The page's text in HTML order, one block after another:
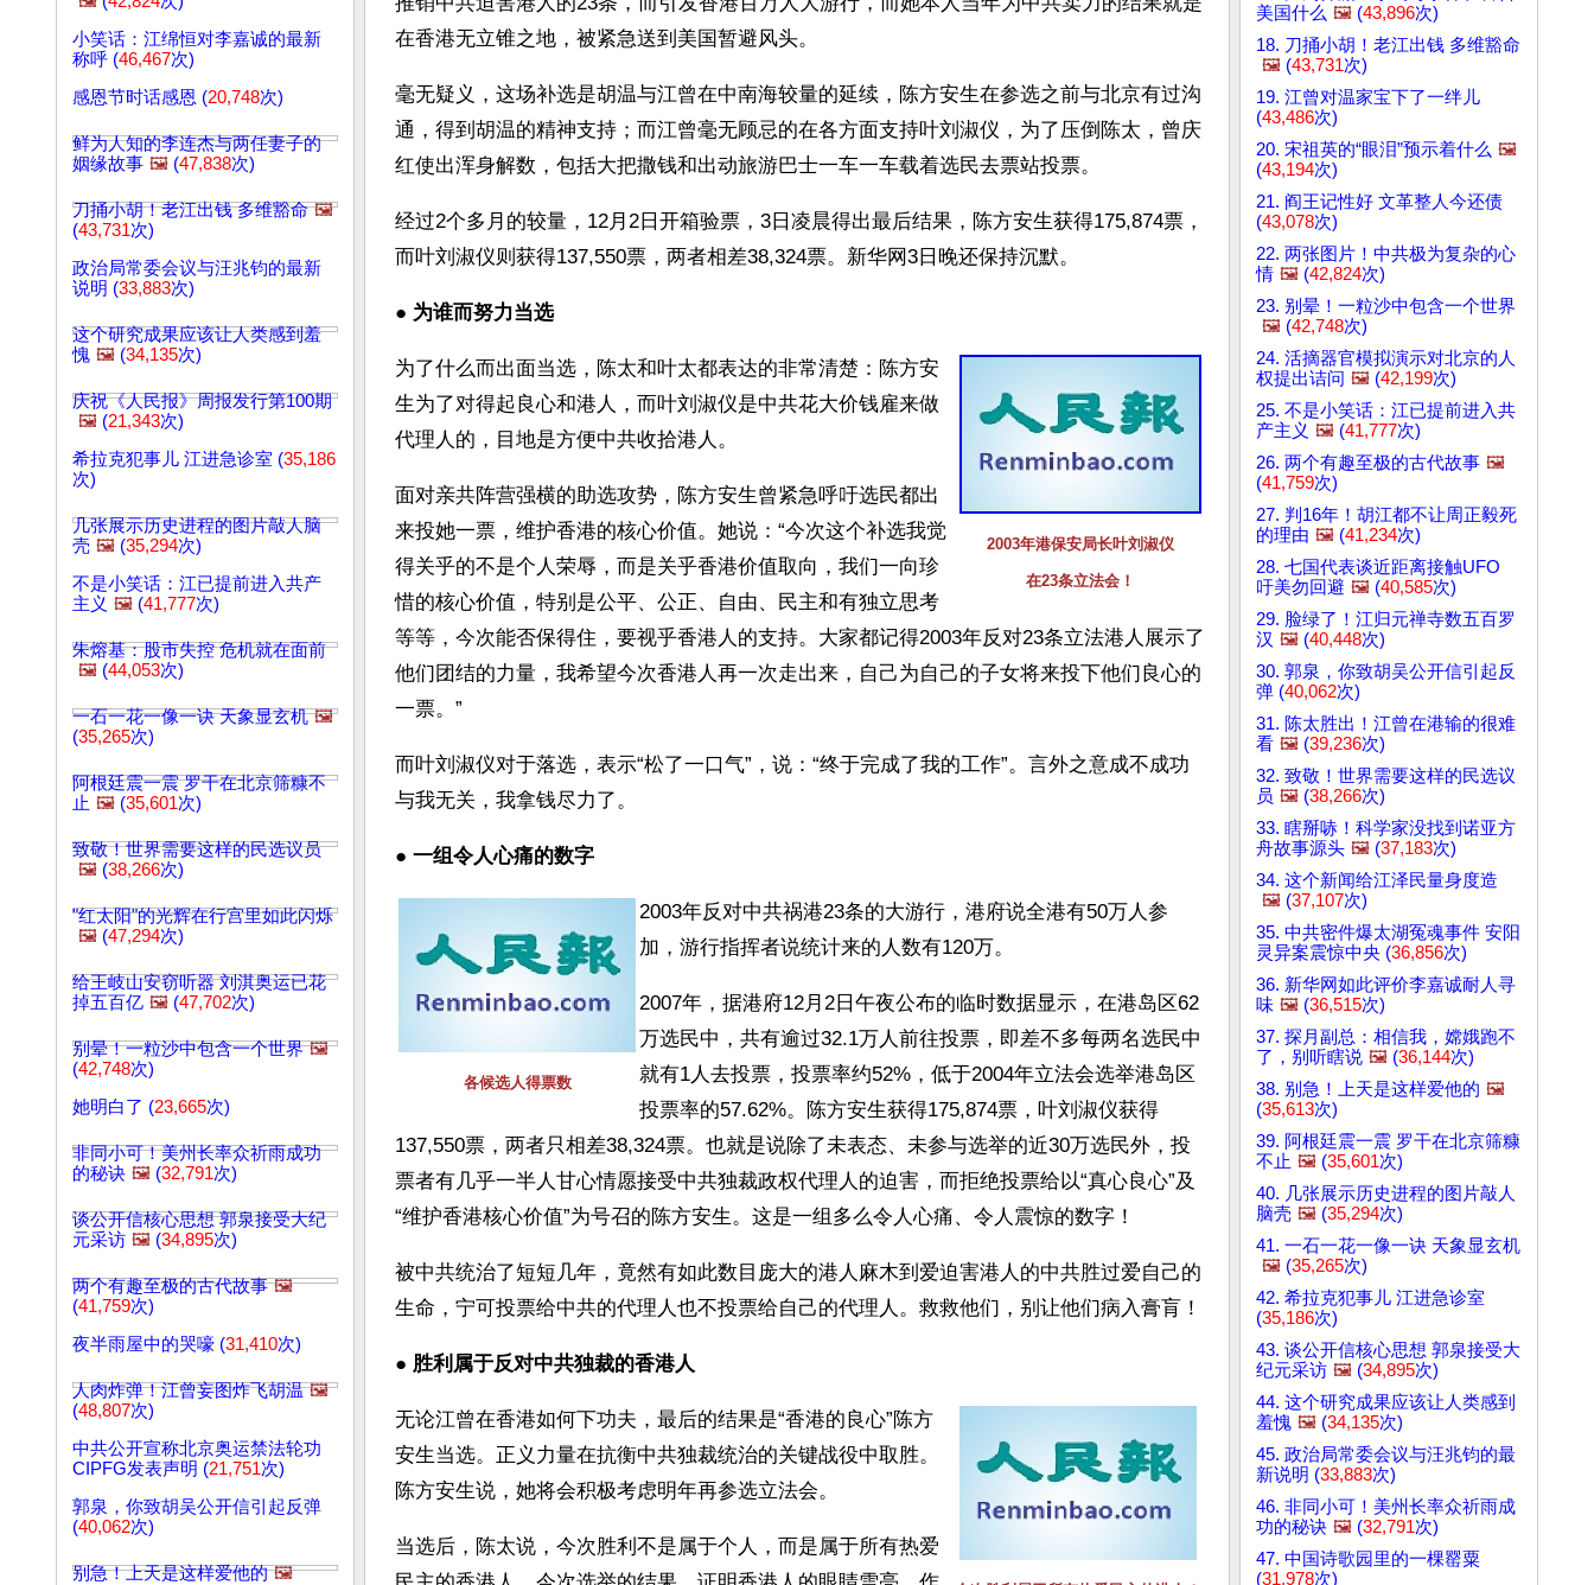
小笑话：江绵恒对李嘉诚的最新
称呼 (46,467次)
感恩节时话感恩 (20,748次)
鲜为人知的李连杰与两任妻子的
姻缘故事 🖼️ (47,838次)
刀捅小胡！老江出钱 多维豁命 🖼️
(43,731次)
政治局常委会议与汪兆钧的最新
说明 (33,883次)
这个研究成果应该让人类感到羞
愧 🖼️ (34,135次)
庆祝《人民报》周报发行第100期
🖼️ (21,343次)
希拉克犯事儿 江进急诊室 (35,186
次)
几张展示历史进程的图片敲人脑
壳 🖼️ (35,294次)
不是小笑话：江已提前进入共产
主义 🖼️ (41,777次)
朱熔基：股市失控 危机就在面前
🖼️ (44,053次)
一石一花一像一诀 天象显玄机 🖼️
(35,265次)
阿根廷震一震 罗干在北京筛糠不
止 🖼️ (35,601次)
致敬！世界需要这样的民选议员
🖼️ (38,266次)
"红太阳"的光辉在行宫里如此闪烁
🖼️ (47,294次)
给王岐山安窃听器 刘淇奥运已花
掉五百亿 🖼️ (47,702次)
别晕！一粒沙中包含一个世界 🖼️
(42,748次)
她明白了 (23,665次)
非同小可！美州长率众祈雨成功
的秘诀 🖼️ (32,791次)
谈公开信核心思想 郭泉接受大纪
元采访 🖼️ (34,895次)
两个有趣至极的古代故事 🖼️
(41,759次)
夜半雨屋中的哭嚎 (31,410次)
人肉炸弹！江曾妄图炸飞胡温 🖼️
(48,807次)
中共公开宣称北京奥运禁法轮功
CIPFG发表声明 (21,751次)
郭泉，你致胡吴公开信引起反弹
(40,062次)
别急！上天是这样爱他的 🖼️
在香港无立锥之地，被紧急送到美国暂避风头。
毫无疑义，这场补选是胡温与江曾在中南海较量的延续，陈方安生在参选之前与北京有过沟
通，得到胡温的精神支持；而江曾毫无顾忌的在各方面支持叶刘淑仪，为了压倒陈太，曾庆
红使出浑身解数，包括大把撒钱和出动旅游巴士一车一车载着选民去票站投票。
经过2个多月的较量，12月2日开箱验票，3日凌晨得出最后结果，陈方安生获得175,874票，
而叶刘淑仪则获得137,550票，两者相差38,324票。新华网3日晚还保持沉默。
● 为谁而努力当选
2003年港保安局长叶刘淑仪
在23条立法会！
为了什么而出面当选，陈太和叶太都表达的非常清楚：陈方安
生为了对得起良心和港人，而叶刘淑仪是中共花大价钱雇来做
代理人的，目地是方便中共收拾港人。
面对亲共阵营强横的助选攻势，陈方安生曾紧急呼吁选民都出
来投她一票，维护香港的核心价值。她说：“今次这个补选我觉
得关乎的不是个人荣辱，而是关乎香港价值取向，我们一向珍
惜的核心价值，特别是公平、公正、自由、民主和有独立思考
等等，今次能否保得住，要视乎香港人的支持。大家都记得2003年反对23条立法港人展示了
他们团结的力量，我希望今次香港人再一次走出来，自己为自己的子女将来投下他们良心的
一票。”
而叶刘淑仪对于落选，表示“松了一口气”，说：“终于完成了我的工作”。言外之意成不成功
与我无关，我拿钱尽力了。
● 一组令人心痛的数字
各候选人得票数
2003年反对中共祸港23条的大游行，港府说全港有50万人参
加，游行指挥者说统计来的人数有120万。
2007年，据港府12月2日午夜公布的临时数据显示，在港岛区62
万选民中，共有逾过32.1万人前往投票，即差不多每两名选民中
就有1人去投票，投票率约52%，低于2004年立法会选举港岛区
投票率的57.62%。陈方安生获得175,874票，叶刘淑仪获得
137,550票，两者只相差38,324票。也就是说除了未表态、未参与选举的近30万选民外，投
票者有几乎一半人甘心情愿接受中共独裁政权代理人的迫害，而拒绝投票给以“真心良心”及
“维护香港核心价值”为号召的陈方安生。这是一组多么令人心痛、令人震惊的数字！
被中共统治了短短几年，竟然有如此数目庞大的港人麻木到爱迫害港人的中共胜过爱自己的
生命，宁可投票给中共的代理人也不投票给自己的代理人。救救他们，别让他们病入膏肓！
● 胜利属于反对中共独裁的香港人
无论江曾在香港如何下功夫，最后的结果是“香港的良心”陈方
安生当选。正义力量在抗衡中共独裁统治的关键战役中取胜。
陈方安生说，她将会积极考虑明年再参选立法会。
当选后，陈太说，今次胜利不是属于个人，而是属于所有热爱
美国什么 🖼️ (43,896次)
18. 刀捅小胡！老江出钱 多维豁命
🖼️ (43,731次)
19. 江曾对温家宝下了一绊儿
(43,486次)
20. 宋祖英的“眼泪”预示着什么 🖼️
(43,194次)
21. 阎王记性好 文革整人今还债
(43,078次)
22. 两张图片！中共极为复杂的心
情 🖼️ (42,824次)
23. 别晕！一粒沙中包含一个世界
🖼️ (42,748次)
24. 活摘器官模拟演示对北京的人
权提出诘问 🖼️ (42,199次)
25. 不是小笑话：江已提前进入共
产主义 🖼️ (41,777次)
26. 两个有趣至极的古代故事 🖼️
(41,759次)
27. 判16年！胡江都不让周正毅死
的理由 🖼️ (41,234次)
28. 七国代表谈近距离接触UFO
吁美勿回避 🖼️ (40,585次)
29. 脸绿了！江归元禅寺数五百罗
汉 🖼️ (40,448次)
30. 郭泉，你致胡吴公开信引起反
弹 (40,062次)
31. 陈太胜出！江曾在港输的很难
看 🖼️ (39,236次)
32. 致敬！世界需要这样的民选议
员 🖼️ (38,266次)
33. 瞎掰哧！科学家没找到诺亚方
舟故事源头 🖼️ (37,183次)
34. 这个新闻给江泽民量身度造
🖼️ (37,107次)
35. 中共密件爆太湖冤魂事件 安阳
灵异案震惊中央 (36,856次)
36. 新华网如此评价李嘉诚耐人寻
味 🖼️ (36,515次)
37. 探月副总：相信我，嫦娥跑不
了，别听瞎说 🖼️ (36,144次)
38. 别急！上天是这样爱他的 🖼️
(35,613次)
39. 阿根廷震一震 罗干在北京筛糠
不止 🖼️ (35,601次)
40. 几张展示历史进程的图片敲人
脑壳 🖼️ (35,294次)
41. 一石一花一像一诀 天象显玄机
🖼️ (35,265次)
42. 希拉克犯事儿 江进急诊室
(35,186次)
43. 谈公开信核心思想 郭泉接受大
纪元采访 🖼️ (34,895次)
44. 这个研究成果应该让人类感到
羞愧 🖼️ (34,135次)
45. 政治局常委会议与汪兆钧的最
新说明 (33,883次)
46. 非同小可！美州长率众祈雨成
功的秘诀 🖼️ (32,791次)
47. 中国诗歌园里的一棵罂粟
(31,978次)